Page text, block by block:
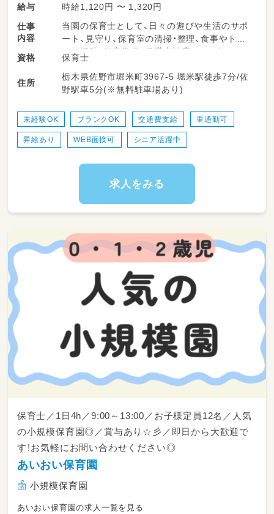
給与
時給1,120円 〜 1,320円
仕事
内容
当園の保育士として、日々の遊びや生活のサポ
ート、見守り、保育室の清掃・整理、食事やトイ
レの援助、行事準備、保護者対応などを担いま
す。柔軟な保育環境の中で、子どもたち一人ひ
とりにしっかり向き合える時間が多くありま
す。勤務日数や時間は相談可能で、ライフスタ
＜スケジュール例＞
・07:00～登園
・11:00～昼食
・12:30～午睡(事務作業/ブレスチェック/休憩)
・17:00～降園
資格 保育士
住所
栃木県佐野市堀米町3967-5 堀米駅徒歩7分/佐
野駅車5分(※無料駐車場あり)
未経験OK ブランクOK 交通費支給 車通勤可
昇給あり WEB面接可 シニア活躍中
求人をみる
保育士／1日4h／9:00～13:00／お子様定員12名／人気
の小規模保育園◎／賞与あり☆彡／即日から大歓迎で
す！お気軽にお問い合わせください◎
あいおい保育園
小規模保育園
あいおい保育園の求人一覧を見る